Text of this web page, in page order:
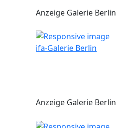
Anzeige Galerie Berlin
ifa-Galerie Berlin
Anzeige Galerie Berlin